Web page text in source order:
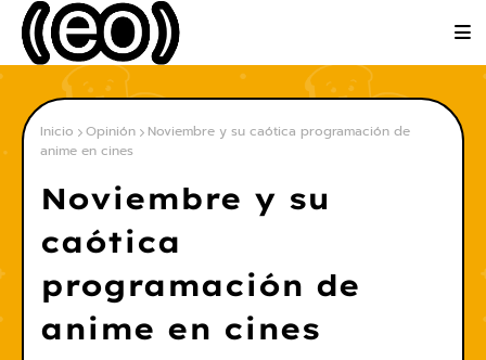
Inicio Opinión
Noviembre y su caótica programación de
anime en cines
Noviembre y su
caótica
programación de
anime en cines